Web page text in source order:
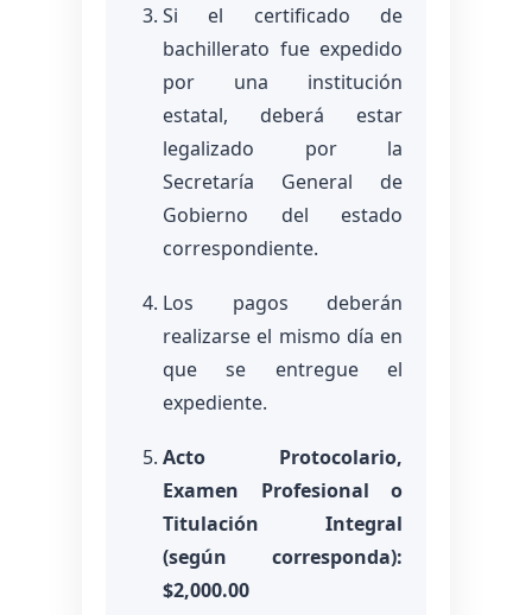
Si el certificado de
bachillerato fue expedido
por una institución
estatal, deberá estar
legalizado por la
Secretaría General de
Gobierno del estado
correspondiente.
Los pagos deberán
realizarse el mismo día en
que se entregue el
expediente.
Acto Protocolario,
Examen Profesional o
Titulación Integral
(según corresponda):
$2,000.00